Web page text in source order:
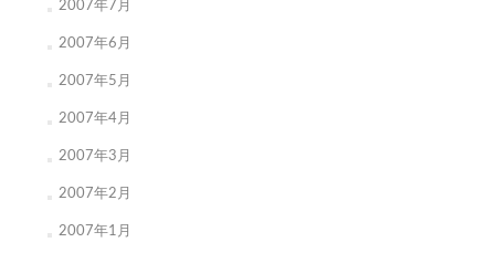
2007年7月
2007年6月
2007年5月
2007年4月
2007年3月
2007年2月
2007年1月